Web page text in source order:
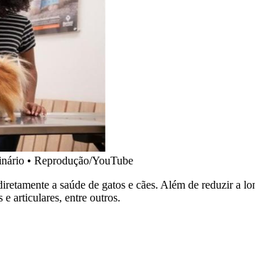
• Reprodução/YouTube
a saúde de gatos e cães. Além de reduzir
e articulares, entre outros.